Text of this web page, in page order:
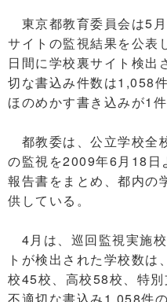
東京都教育委員会は5
サイトの監視結果を公表
日間に学校裏サイト検出
切な書込み件数は1,058
ほのめかす書き込みが1件
都教委は、公立学校全
の監視を2009年6月18日
報告書をまとめ、都内の
供している。
4月は、巡回監視実施
トが検出された学校数
校45校、高校58校、特
不適切な書込み1,058件